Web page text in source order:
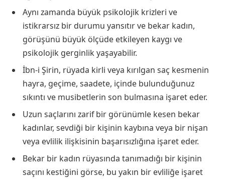
Aynı zamanda büyük psikolojik krizleri ve
istikrarsız bir durumu yansıtır ve bekar kadın,
görüşünü büyük ölçüde etkileyen kaygı ve
psikolojik gerginlik yaşayabilir.
İbn-i Şirin, rüyada kirli veya kırılgan saç kesmenin
hayra, geçime, saadete, içinde bulunduğunuz
sıkıntı ve musibetlerin son bulmasına işaret eder.
Uzun saçlarını zarif bir görünümle kesen bekar
kadınlar, sevdiği bir kişinin kaybına veya bir nişan
veya evlilik ilişkisinin başarısızlığına işaret eder.
Bekar bir kadın rüyasında tanımadığı bir kişinin
saçını kestiğini görse, bu yakın bir evliliğe işaret